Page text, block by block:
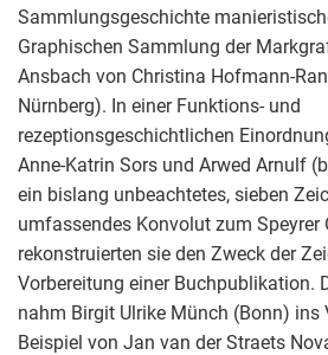
Sammlungsgeschichte
Graphischen Sammlung der
Ansbach von Christina Hofmann-
Nürnberg). In einer Funktions- und
rezeptionsgeschichtlichen
Anne-Katrin Sors und Arwed Arnulf
ein bislang unbeachtetes, sieben
umfassendes Konvolut zum Speyrer
rekonstruierten sie den Zweck der
Vorbereitung einer Buchpublikation.
nahm Birgit Ulrike Münch (Bonn) ins
Beispiel von Jan van der Straets